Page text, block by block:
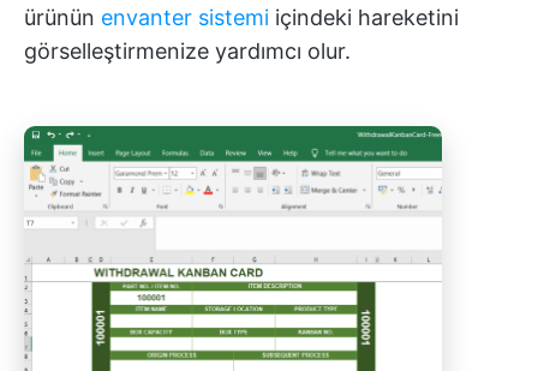
ürünün envanter sistemi içindeki hareketini
görselleştirmenize yardımcı olur.